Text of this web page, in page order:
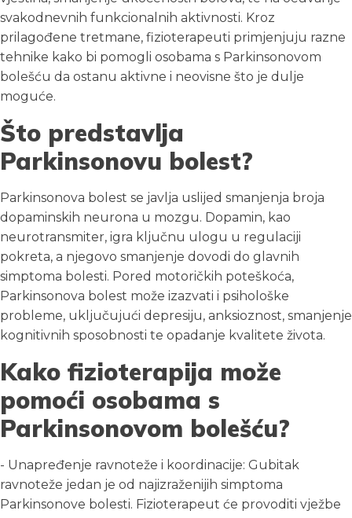
svakodnevnih funkcionalnih aktivnosti. Kroz
prilagođene tretmane, fizioterapeuti primjenjuju razne
tehnike kako bi pomogli osobama s Parkinsonovom
bolešću da ostanu aktivne i neovisne što je dulje
moguće.
Što predstavlja
Parkinsonovu bolest?
Parkinsonova bolest se javlja uslijed smanjenja broja
dopaminskih neurona u mozgu. Dopamin, kao
neurotransmiter, igra ključnu ulogu u regulaciji
pokreta, a njegovo smanjenje dovodi do glavnih
simptoma bolesti. Pored motoričkih poteškoća,
Parkinsonova bolest može izazvati i psihološke
probleme, uključujući depresiju, anksioznost, smanjenje
kognitivnih sposobnosti te opadanje kvalitete života.
Kako fizioterapija može
pomoći osobama s
Parkinsonovom bolešću?
- Unapređenje ravnoteže i koordinacije: Gubitak
ravnoteže jedan je od najizraženijih simptoma
Parkinsonove bolesti. Fizioterapeut će provoditi vježbe